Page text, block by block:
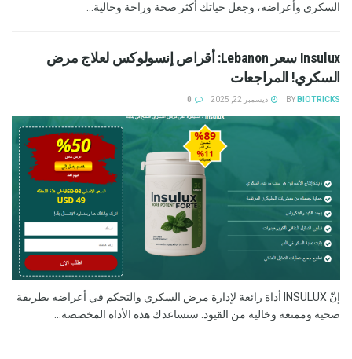
السكري وأعراضه، وجعل حياتك أكثر صحة وراحة وخالية...
Insulux سعر Lebanon: أقراص إنسولوكس لعلاج مرض
السكري! المراجعات
BY BIOTRICKS ديسمبر 22, 2025
إنّ INSULUX أداة رائعة لإدارة مرض السكري والتحكم في أعراضه بطريقة
صحية وممتعة وخالية من القيود. ستساعدك هذه الأداة المخصصة...